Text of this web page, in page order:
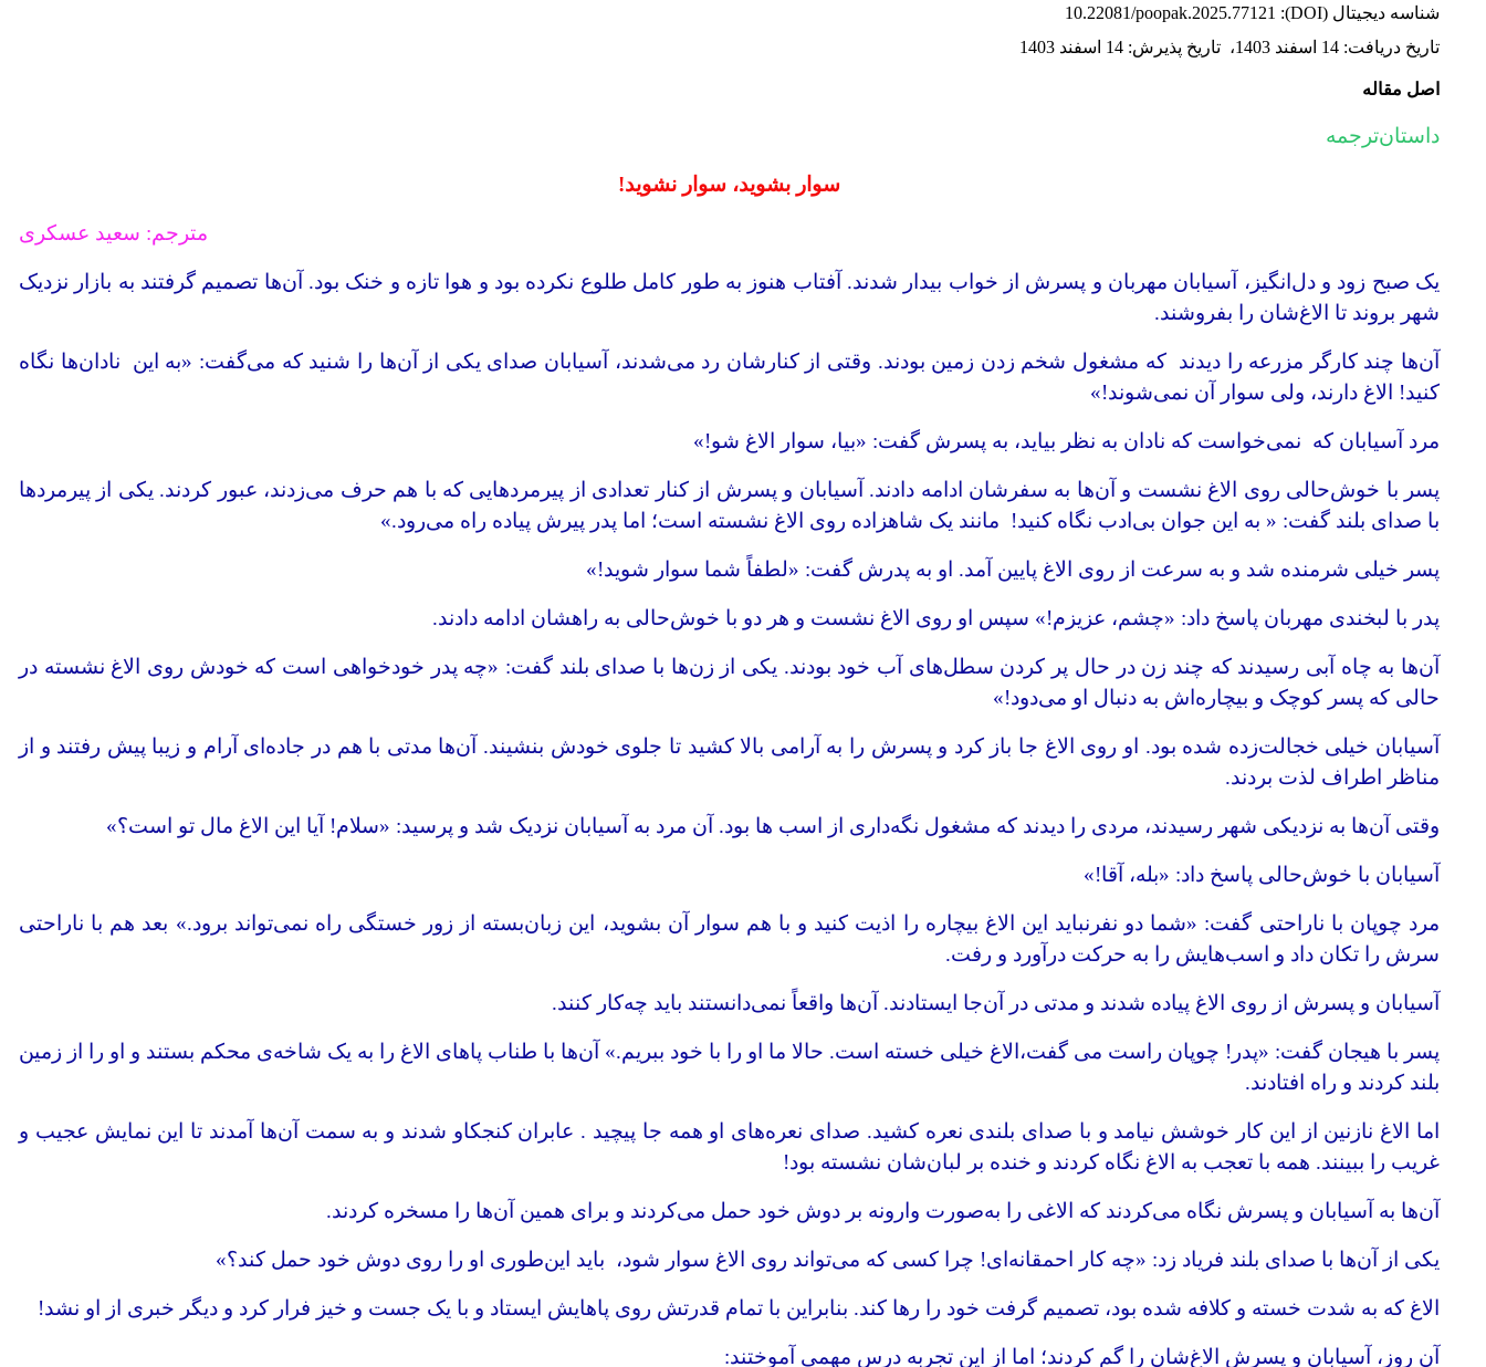
شناسه دیجیتال (DOI):
10.22081/poopak.2025.77121
تاریخ دریافت: 14 اسفند 1403 ، تاریخ پذیرش: 14 اسفند 1403
اصل مقاله
داستان‌ترجمه
سوار بشوید، سوار نشوید!
مترجم: سعید عسکری
یک صبح زود و دل‌انگیز، آسیابان مهربان و پسرش از خواب بیدار شدند. آفتاب هنوز به طور کامل طلوع نکرده بود و هوا تازه و خنک بود. آن‌ها تصمیم گرفتند به بازار نزدیک
شهر بروند تا الاغ‌شان را بفروشند.
آن‌ها چند کارگر مزرعه را دیدند که مشغول شخم زدن زمین بودند. وقتی از کنارشان رد می‌شدند، آسیابان صدای یکی از آن‌ها را شنید که می‌گفت: «به این نادان‌ها نگاه
کنید! الاغ دارند، ولی سوار آن نمی‌شوند!»
مرد آسیابان که نمی‌خواست که نادان به نظر بیاید، به پسرش گفت: «بیا، سوار الاغ شو!»
پسر با خوش‌حالی روی الاغ نشست و آن‌ها به سفرشان ادامه دادند. آسیابان و پسرش از کنار تعدادی از پیرمردهایی که با هم حرف می‌زدند، عبور کردند. یکی از پیرمردها
با صدای بلند گفت: « به این جوان بی‌ادب نگاه کنید! مانند یک شاهزاده روی الاغ نشسته است؛ اما پدر پیرش پیاده راه می‌رود.»
پسر خیلی شرمنده شد و به سرعت از روی الاغ پایین آمد. او به پدرش گفت: «لطفاً شما سوار شوید!»
پدر با لبخندی مهربان پاسخ داد: «چشم، عزیزم!» سپس او روی الاغ نشست و هر دو با خوش‌حالی به راه‎شان ادامه دادند.
آن‌ها به چاه آبی رسیدند که چند زن در حال پر کردن سطل‌های آب خود بودند. یکی از زن‌ها با صدای بلند گفت: «چه پدر خودخواهی است که خودش روی الاغ نشسته در
حالی که پسر کوچک و بیچاره‌اش به دنبال او می‌دود!»
آسیابان خیلی خجالت‌زده شده بود. او روی الاغ جا باز کرد و پسرش را به آرامی بالا کشید تا جلوی خودش بنشیند. آن‌ها مدتی با هم در جاده‌ای آرام و زیبا پیش رفتند و از
مناظر اطراف لذت بردند.
وقتی آن‌ها به نزدیکی شهر رسیدند، مردی را دیدند که مشغول نگه‌داری از اسب ها بود. آن مرد به آسیابان نزدیک شد و پرسید: «سلام! آیا این الاغ مال تو است؟»
آسیابان با خوش‌حالی پاسخ داد: «بله، آقا!»
مرد چوپان با ناراحتی گفت: «شما دو نفرنباید این الاغ بیچاره را اذیت کنید و با هم سوار آن بشوید، این زبان‌بسته از زور خستگی راه نمی‌تواند برود.» بعد هم با ناراحتی
سرش را تکان داد و اسب‌هایش را به حرکت درآورد و رفت.
آسیابان و پسرش از روی الاغ پیاده شدند و مدتی در آن‌جا ایستادند. آن‌ها واقعاً نمی‌دانستند باید چه‌کار کنند.
پسر با هیجان گفت: «پدر! چوپان راست می گفت،الاغ خیلی خسته است. حالا ما او را با خود ببریم.» آن‌ها با طناب‌ پاهای الاغ را به یک شاخه‌ی محکم بستند و او را از زمین
بلند کردند و راه افتادند.
اما الاغ نازنین از این کار خوشش نیامد و با صدای بلندی نعره کشید. صدای نعره‌های او همه جا پیچید . عابران کنجکاو شدند و به سمت آن‌ها آمدند تا این نمایش عجیب و
غریب را ببینند. همه با تعجب به الاغ نگاه کردند و خنده بر لبان‌شان نشسته بود!
آن‌ها به آسیابان و پسرش نگاه می‌کردند که الاغی را به‌صورت وارونه بر دوش خود حمل می‌کردند و برای همین آن‌ها را مسخره کردند.
یکی از آن‌ها با صدای بلند فریاد زد: «چه کار احمقانه‌ای! چرا کسی که می‌تواند روی الاغ سوار شود، باید این‌طوری او را روی دوش خود حمل کند؟»
الاغ که به شدت خسته و کلافه شده بود، تصمیم گرفت خود را رها کند. بنابراین با تمام قدرتش روی پاهایش ایستاد و با یک جست و خیز فرار کرد و دیگر خبری از او نشد!
آن روز، آسیابان و پسرش الاغ‌شان را گم کردند؛ اما از این تجربه درس مهمی آموختند: